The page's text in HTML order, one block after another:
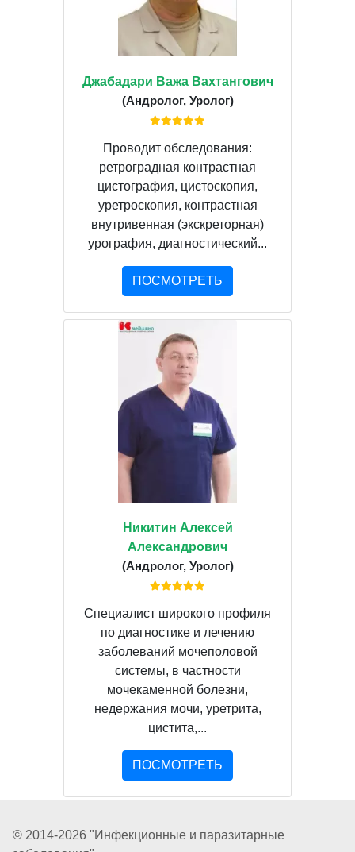
Джабадари Важа Вахтангович
(Андролог, Уролог)
Проводит обследования:
ретроградная контрастная
цистография, цистоскопия,
уретроскопия, контрастная
внутривенная (экскреторная)
урография, диагностический...
ПОСМОТРЕТЬ
Никитин Алексей
Александрович
(Андролог, Уролог)
Специалист широкого профиля
по диагностике и лечению
заболеваний мочеполовой
системы, в частности
мочекаменной болезни,
недержания мочи, уретрита,
цистита,...
ПОСМОТРЕТЬ
© 2014-2026 "Инфекционные и паразитарные